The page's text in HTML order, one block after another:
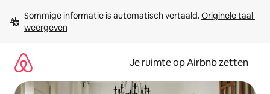
direct
naar
Sommige informatie is automatisch vertaald. Originele taal
weergeven
Je ruimte op Airbnb zetten